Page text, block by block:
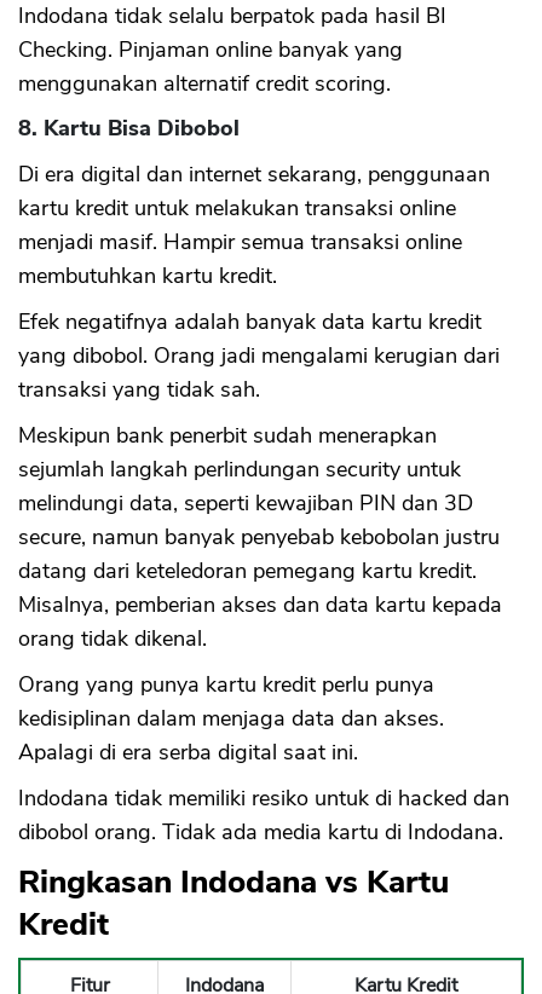
Indodana tidak selalu berpatok pada hasil BI
Checking. Pinjaman online banyak yang
menggunakan alternatif credit scoring.
8. Kartu Bisa Dibobol
Di era digital dan internet sekarang, penggunaan
kartu kredit untuk melakukan transaksi online
menjadi masif. Hampir semua transaksi online
membutuhkan kartu kredit.
Efek negatifnya adalah banyak data kartu kredit
yang dibobol. Orang jadi mengalami kerugian dari
transaksi yang tidak sah.
Meskipun bank penerbit sudah menerapkan
sejumlah langkah perlindungan security untuk
melindungi data, seperti kewajiban PIN dan 3D
secure, namun banyak penyebab kebobolan justru
datang dari keteledoran pemegang kartu kredit.
Misalnya, pemberian akses dan data kartu kepada
orang tidak dikenal.
Orang yang punya kartu kredit perlu punya
kedisiplinan dalam menjaga data dan akses.
Apalagi di era serba digital saat ini.
Indodana tidak memiliki resiko untuk di hacked dan
dibobol orang. Tidak ada media kartu di Indodana.
Ringkasan Indodana vs Kartu
Kredit
Fitur Indodana
Kartu Kredit